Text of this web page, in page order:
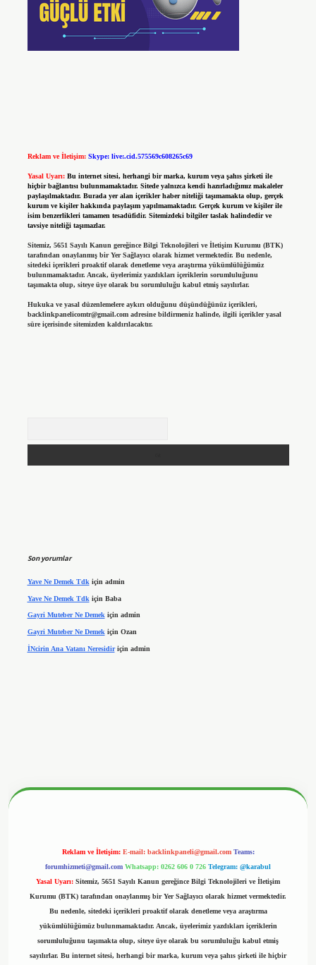
Reklam ve İletişim: Skype: live:.cid.575569c608265c69
Yasal Uyarı: Bu internet sitesi, herhangi bir marka, kurum veya şahıs şirketi ile
hiçbir bağlantısı bulunmamaktadır. Sitede yalnızca kendi hazırladığımız makaleler
paylaşılmaktadır. Burada yer alan içerikler haber niteliği taşımamakta olup, gerçek
kurum ve kişiler hakkında paylaşım yapılmamaktadır. Gerçek kurum ve kişiler ile
isim benzerlikleri tamamen tesadüfidir. Sitemizdeki bilgiler taslak halindedir ve
tavsiye niteliği taşımazlar.
Sitemiz, 5651 Sayılı Kanun gereğince Bilgi Teknolojileri ve İletişim Kurumu (BTK)
tarafından onaylanmış bir Yer Sağlayıcı olarak hizmet vermektedir. Bu nedenle,
sitedeki içerikleri proaktif olarak denetleme veya araştırma yükümlülüğümüz
bulunmamaktadır. Ancak, üyelerimiz yazdıkları içeriklerin sorumluluğunu
taşımakta olup, siteye üye olarak bu sorumluluğu kabul etmiş sayılırlar.
Hukuka ve yasal düzenlemelere aykırı olduğunu düşündüğünüz içerikleri,
backlinkpanelicomtr@gmail.comadresine bildirmeniz halinde, ilgili içerikler yasal
süre içerisinde sitemizden kaldırılacaktır.
Son yorumlar
Yave Ne Demek Tdk için admin
Yave Ne Demek Tdk için Baba
Gayri Muteber Ne Demekiçin admin
Gayri Muteber Ne Demek için Ozan
İNcirin Ana Vatanı Neresidiriçin admin
Reklam ve İletişim: E-mail: backlinkpaneli@gmail.com Teams:
forumhizmeti@gmail.com Whatsapp: 0262 606 0 726 Telegram: @karabul
Yasal Uyarı: Sitemiz, 5651 Sayılı Kanun gereğince Bilgi Teknolojileri ve İletişim
Kurumu (BTK) tarafından onaylanmış bir Yer Sağlayıcı olarak hizmet vermektedir.
Bu nedenle, sitedeki içerikleri proaktif olarak denetleme veya araştırma
yükümlülüğümüz bulunmamaktadır. Ancak, üyelerimiz yazdıkları içeriklerin
sorumluluğunu taşımakta olup, siteye üye olarak bu sorumluluğu kabul etmiş
sayılırlar. Bu internet sitesi, herhangi bir marka, kurum veya şahıs şirketi ile hiçbir